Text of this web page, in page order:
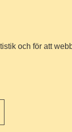
och för att